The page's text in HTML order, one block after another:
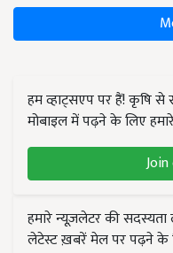
हम व्हाट्सएप पर हैं! कृषि
मोबाइल में पढ़ने के लिए
हमारे न्यूज़लेटर की
लेटेस्ट ख़बरें मेल पर पढ़ने के